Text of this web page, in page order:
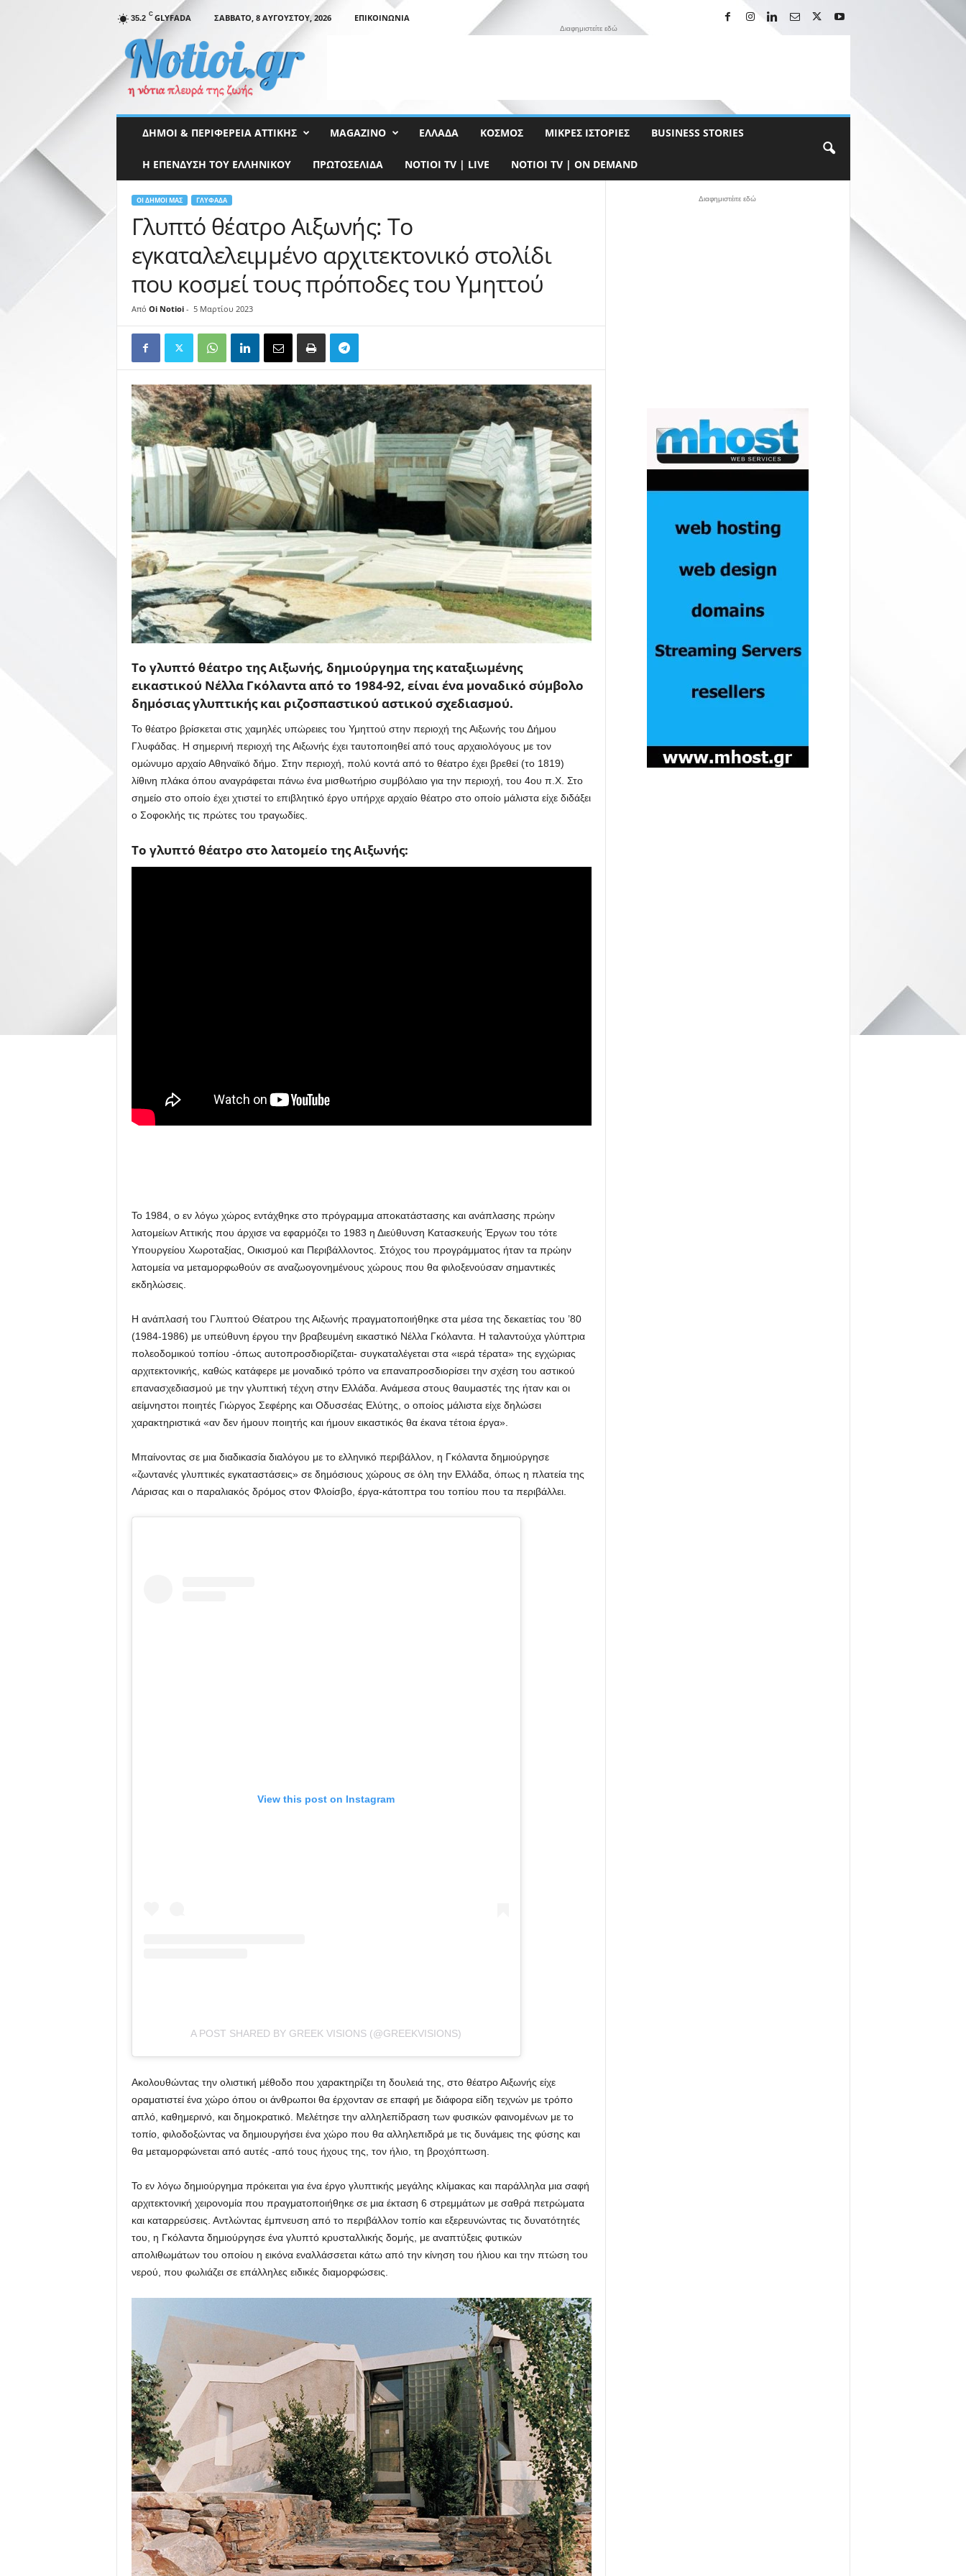
35.2 C GLYFADA ΣΆΒΒΑΤΟ, 8 ΑΥΓΟΎΣΤΟΥ, 2026
ΕΠΙΚΟΙΝΩΝΊΑ
t
Διαφημιστείτε εδώ
ΔΉΜΟΙ & ΠΕΡΙΦΈΡΕΙΑ ΑΤΤΙΚΉΣ MAGAZINO ΕΛΛΆΔΑ ΚΌΣΜΟΣ ΜΙΚΡΈΣ ΙΣΤΟΡΊΕΣ BUSINESS STORIES
Η ΕΠΕΝΔΥΣΗ ΤΟΥ ΕΛΛΗΝΙΚΟΥ ΠΡΩΤΟΣΈΛΙΔΑ NOTIOI TV | LIVE NOTIOI TV | ON DEMAND
ΟΙ ΔΉΜΟΙ ΜΑΣ ΓΛΥΦΆΔΑ
Γλυπτό θέατρο Αιξωνής: Το
εγκαταλελειμμένο αρχιτεκτονικό στολίδι
που κοσμεί τους πρόποδες του Υμηττού
Από Oi Notioi- 5 Μαρτίου 2023
Το γλυπτό θέατρο της Αιξωνής, δημιούργημα της καταξιωμένης
εικαστικού Νέλλα Γκόλαντα από το 1984-92, είναι ένα μοναδικό σύμβολο
δημόσιας γλυπτικής και ριζοσπαστικού αστικού σχεδιασμού.
Το θέατρο βρίσκεται στις χαμηλές υπώρειες του Υμηττού στην περιοχή της Αιξωνής του Δήμου
Γλυφάδας. Η σημερινή περιοχή της Αιξωνής έχει ταυτοποιηθεί από τους αρχαιολόγους με τον
ομώνυμο αρχαίο Αθηναϊκό δήμο. Στην περιοχή, πολύ κοντά από το θέατρο έχει βρεθεί (το 1819)
λίθινη πλάκα όπου αναγράφεται πάνω ένα μισθωτήριο συμβόλαιο για την περιοχή, του 4ου π.Χ. Στο
σημείο στο οποίο έχει χτιστεί το επιβλητικό έργο υπήρχε αρχαίο θέατρο στο οποίο μάλιστα είχε διδάξει
ο Σοφοκλής τις πρώτες του τραγωδίες.
To γλυπτό θέατρο στο λατομείο της Αιξωνής:
Το 1984, ο εν λόγω χώρος εντάχθηκε στο πρόγραμμα αποκατάστασης και ανάπλασης πρώην
λατομείων Αττικής που άρχισε να εφαρμόζει το 1983 η Διεύθυνση Κατασκευής Έργων του τότε
Υπουργείου Χωροταξίας, Οικισμού και Περιβάλλοντος. Στόχος του προγράμματος ήταν τα πρώην
λατομεία να μεταμορφωθούν σε αναζωογονημένους χώρους που θα φιλοξενούσαν σημαντικές
εκδηλώσεις.
Η ανάπλασή του Γλυπτού Θέατρου της Αιξωνής πραγματοποιήθηκε στα μέσα της δεκαετίας του ’80
(1984-1986) με υπεύθυνη έργου την βραβευμένη εικαστικό Νέλλα Γκόλαντα. Η ταλαντούχα γλύπτρια
πολεοδομικού τοπίου -όπως αυτοπροσδιορίζεται- συγκαταλέγεται στα «ιερά τέρατα» της εγχώριας
αρχιτεκτονικής, καθώς κατάφερε με μοναδικό τρόπο να επαναπροσδιορίσει την σχέση του αστικού
επανασχεδιασμού με την γλυπτική τέχνη στην Ελλάδα. Ανάμεσα στους θαυμαστές της ήταν και οι
αείμνηστοι ποιητές Γιώργος Σεφέρης και Οδυσσέας Ελύτης, ο οποίος μάλιστα είχε δηλώσει
χαρακτηριστικά «αν δεν ήμουν ποιητής και ήμουν εικαστικός θα έκανα τέτοια έργα».
Μπαίνοντας σε μια διαδικασία διαλόγου με το ελληνικό περιβάλλον, η Γκόλαντα δημιούργησε
«ζωντανές γλυπτικές εγκαταστάσεις» σε δημόσιους χώρους σε όλη την Ελλάδα, όπως η πλατεία της
Λάρισας και ο παραλιακός δρόμος στον Φλοίσβο, έργα-κάτοπτρα του τοπίου που τα περιβάλλει.
View this post on Instagram
A POST SHARED BY GREEK VISIONS (@GREEKVISIONS)
Ακολουθώντας την ολιστική μέθοδο που χαρακτηρίζει τη δουλειά της, στο θέατρο Αιξωνής είχε
οραματιστεί ένα χώρο όπου οι άνθρωποι θα έρχονταν σε επαφή με διάφορα είδη τεχνών με τρόπο
απλό, καθημερινό, και δημοκρατικό. Μελέτησε την αλληλεπίδραση των φυσικών φαινομένων με το
τοπίο, φιλοδοξώντας να δημιουργήσει ένα χώρο που θα αλληλεπιδρά με τις δυνάμεις της φύσης και
θα μεταμορφώνεται από αυτές -από τους ήχους της, τον ήλιο, τη βροχόπτωση.
Το εν λόγω δημιούργημα πρόκειται για ένα έργο γλυπτικής μεγάλης κλίμακας και παράλληλα μια σαφή
αρχιτεκτονική χειρονομία που πραγματοποιήθηκε σε μια έκταση 6 στρεμμάτων με σαθρά πετρώματα
και καταρρεύσεις. Αντλώντας έμπνευση από το περιβάλλον τοπίο και εξερευνώντας τις δυνατότητές
του, η Γκόλαντα δημιούργησε ένα γλυπτό κρυσταλλικής δομής, με αναπτύξεις φυτικών
απολιθωμάτων του οποίου η εικόνα εναλλάσσεται κάτω από την κίνηση του ήλιου και την πτώση του
νερού, που φωλιάζει σε επάλληλες ειδικές διαμορφώσεις.
Διαφημιστέιτε εδώ